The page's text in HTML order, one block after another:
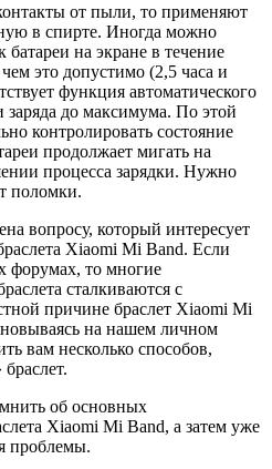
от пыли, то применяют
в спирте. Иногда можно
на экране в течение
это допустимо (2,5 часа и
функция автоматического
до максимума. По этой
контролировать состояние
продолжает мигать на
процесса зарядки. Нужно
поломки.
вопросу, который интересует
Xiaomi Mi Band. Если
форумах, то многие
сталкиваются с
причине браслет Xiaomi Mi
на нашем личном
вам несколько способов,
об основных
Xiaomi Mi Band, а затем уже
проблемы.